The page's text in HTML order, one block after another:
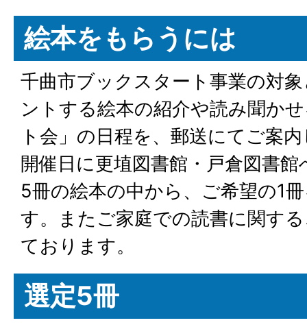
絵本をもらうには
千曲市ブックスタート事業の対
ントする絵本の紹介や読み聞か
ト会」の日程を、郵送にてご案
開催日に更埴図書館・戸倉図書
5冊の絵本の中から、ご希望の1
す。またご家庭での読書に関す
ております。
選定5冊